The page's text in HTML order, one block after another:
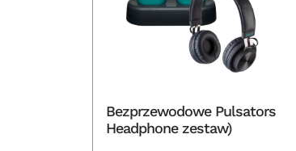
Bezprzewodowe Pulsators
Headphone zestaw)